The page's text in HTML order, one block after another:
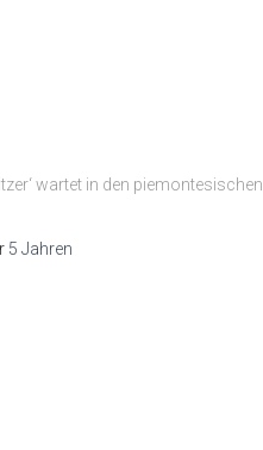
wartet in den piemontesischen
5 Jahren